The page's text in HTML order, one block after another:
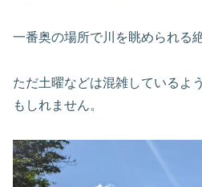
一番奥の場所で川を眺められる
ただ土曜などは混雑しているよ
もしれません。